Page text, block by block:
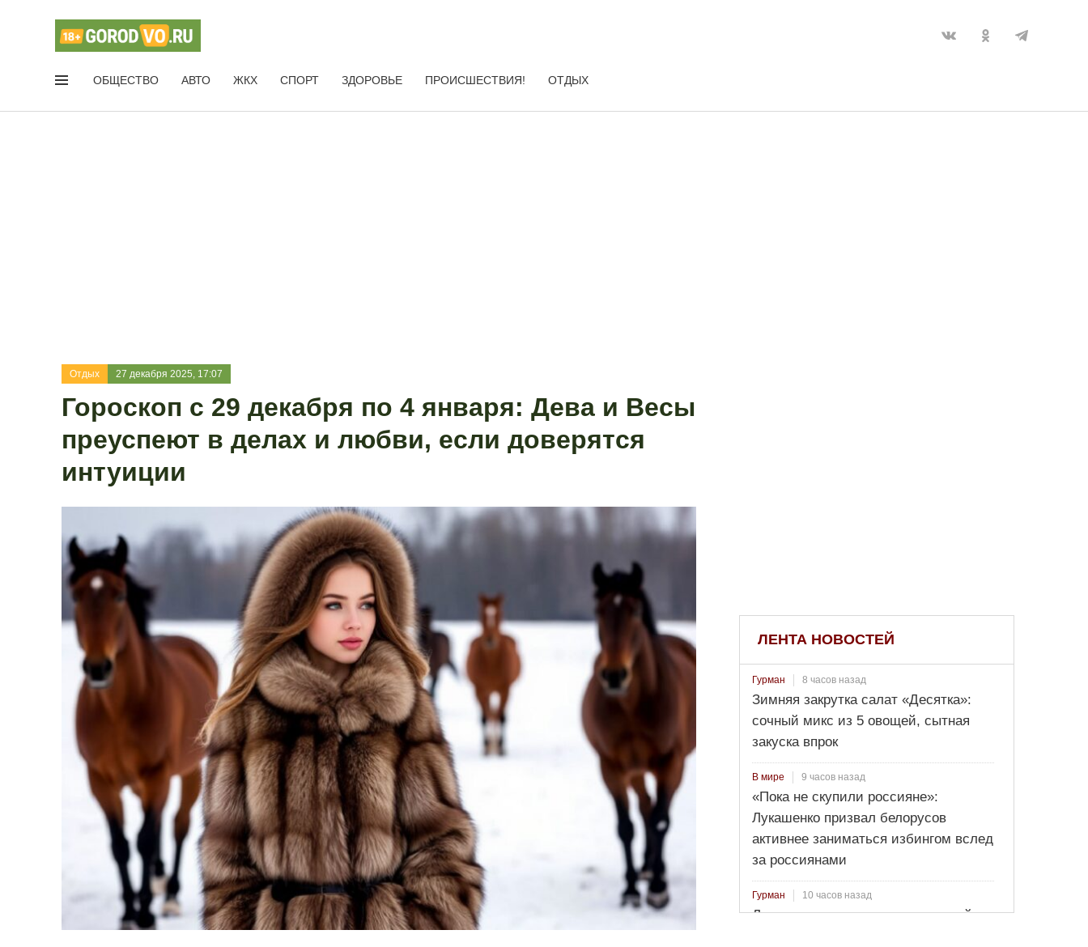
ОБЩЕСТВО АВТО ЖКХ СПОРТ ЗДОРОВЬЕ ПРОИСШЕСТВИЯ! ОТДЫХ
Отдых 27 декабря 2025, 17:07
Гороскоп с 29 декабря по 4 января: Дева и Весы
преуспеют в делах и любви, если доверятся
интуиции
ЛЕНТА НОВОСТЕЙ
Гурман 8 часов назад
Зимняя закрутка салат «Десятка»:
сочный микс из 5 овощей, сытная
закуска впрок
В мире 9 часов назад
«Пока не скупили россияне»:
Лукашенко призвал белорусов
активнее заниматься избингом вслед
за россиянами
Гурман 10 часов назад
Лосось пряного посола: секретный